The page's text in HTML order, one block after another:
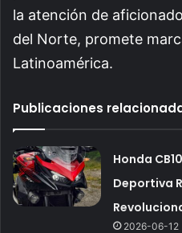
la atención de
del Norte, promete
Latinoamérica.
Publicaciones
Honda
Deportiva
2026-06-12